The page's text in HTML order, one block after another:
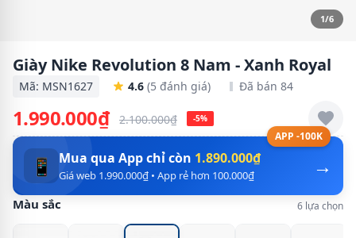
1/6
Giày Nike Revolution 8 Nam - Xanh Royal
Mã: MSN1627 4.6 (5 đánh giá) Đã bán 84
1.990.000₫ 2.100.000₫ -5%
APP -100K
→
📱 Mua qua App chỉ còn 1.890.000₫
Giá web 1.990.000₫ • App rẻ hơn 100.000₫
Màu sắc 6 lựa chọn